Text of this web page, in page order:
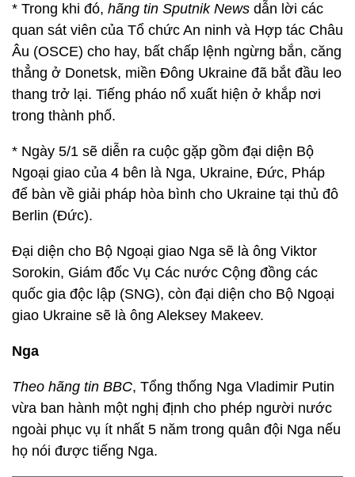
* Trong khi đó, hãng tin Sputnik News dẫn lời các
quan sát viên của Tổ chức An ninh và Hợp tác Châu
Âu (OSCE) cho hay, bất chấp lệnh ngừng bắn, căng
thẳng ở Donetsk, miền Đông Ukraine đã bắt đầu leo
thang trở lại. Tiếng pháo nổ xuất hiện ở khắp nơi
trong thành phố.
* Ngày 5/1 sẽ diễn ra cuộc gặp gồm đại diện Bộ
Ngoại giao của 4 bên là Nga, Ukraine, Đức, Pháp
để bàn về giải pháp hòa bình cho Ukraine tại thủ đô
Berlin (Đức).
Đại diện cho Bộ Ngoại giao Nga sẽ là ông Viktor
Sorokin, Giám đốc Vụ Các nước Cộng đồng các
quốc gia độc lập (SNG), còn đại diện cho Bộ Ngoại
giao Ukraine sẽ là ông Aleksey Makeev.
Nga
Theo hãng tin BBC, Tổng thống Nga Vladimir Putin
vừa ban hành một nghị định cho phép người nước
ngoài phục vụ ít nhất 5 năm trong quân đội Nga nếu
họ nói được tiếng Nga.